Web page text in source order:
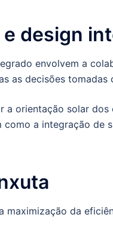
design
envolvem a
as decisões
a orientação solar
como a integração de
maximização da